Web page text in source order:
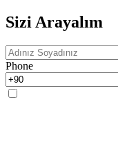
Sizi Arayalım
Phone